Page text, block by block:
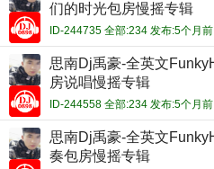
们的时光包房慢摇专辑
ID-244735 全部:234 发布:5个月前
思南Dj禹豪-全英文
房说唱慢摇专辑
ID-244558 全部:234 发布:5个月前
思南Dj禹豪-全英文
奏包房慢摇专辑